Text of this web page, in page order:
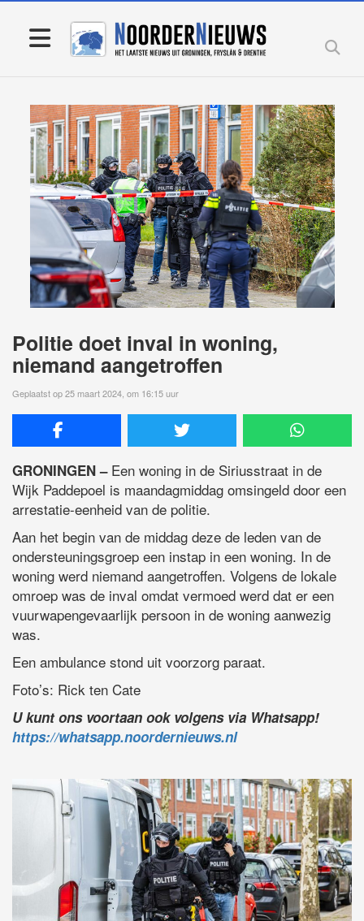
Politie doet inval in woning,
niemand aangetroffen
Geplaatst op 25 maart 2024, om 16:15 uur
GRONINGEN –Een woning in de Siriusstraat in de
Wijk Paddepoel is maandagmiddag omsingeld door een
arrestatie-eenheid van de politie.
Aan het begin van de middag deze de leden van de
ondersteuningsgroep een instap in een woning. In de
woning werd niemand aangetroffen. Volgens de lokale
omroep was de inval omdat vermoed werd dat er een
vuurwapengevaarlijk persoon in de woning aanwezig
was.
Een ambulance stond uit voorzorg paraat.
Foto’s: Rick ten Cate
U kunt ons voortaan ook volgens via Whatsapp!
https://whatsapp.noordernieuws.nl